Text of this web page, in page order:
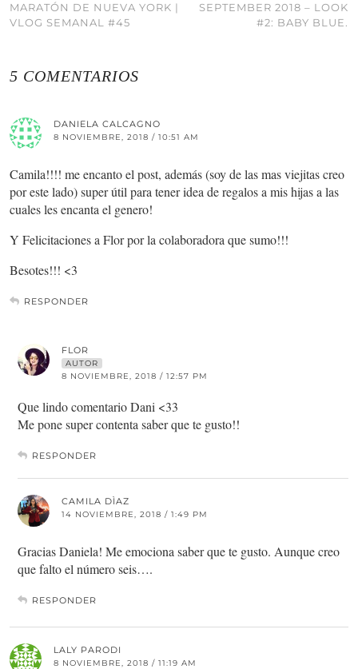
MARATÓN DE NUEVA YORK |
VLOG SEMANAL #45
SEPTEMBER 2018 – LOOK
#2: BABY BLUE.
5 COMENTARIOS
DANIELA CALCAGNO
8 NOVIEMBRE, 2018 / 10:51 AM
Camila!!!! me encanto el post, además (soy de las mas viejitas creo
por este lado) super útil para tener idea de regalos a mis hijas a las
cuales les encanta el genero!
Y Felicitaciones a Flor por la colaboradora que sumo!!!
Besotes!!! <3
RESPONDER
FLOR
AUTOR
8 NOVIEMBRE, 2018 / 12:57 PM
Que lindo comentario Dani <33
Me pone super contenta saber que te gusto!!
RESPONDER
CAMILA DÌAZ
14 NOVIEMBRE, 2018 / 1:49 PM
Gracias Daniela! Me emociona saber que te gusto. Aunque creo
que falto el número seis….
RESPONDER
LALY PARODI
8 NOVIEMBRE, 2018 / 11:19 AM